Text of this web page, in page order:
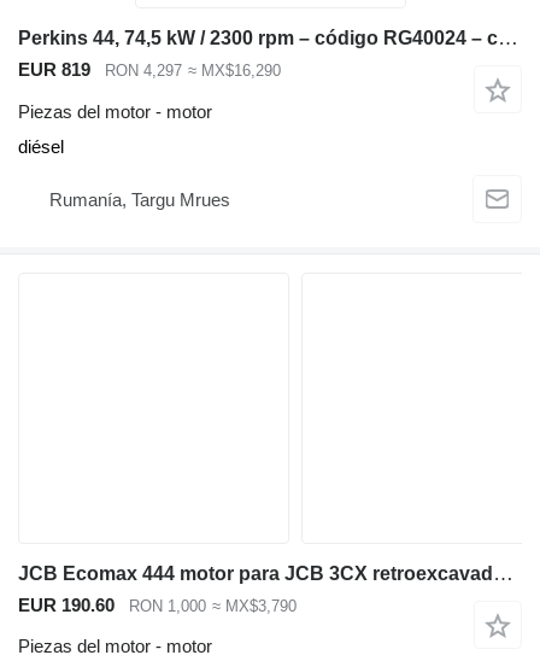
Perkins 44, 74,5 kW / 2300 rpm – código RG40024 – compatible con JCB 3CX, 4CX, motor para JCB 3CX, 4CX retroexcavadora
EUR 819 RON 4,297 ≈ MX$16,290
Piezas del motor - motor
diésel
Rumanía, Targu Mrues
JCB Ecomax 444 motor para JCB 3CX retroexcavadora
EUR 190.60 RON 1,000 ≈ MX$3,790
Piezas del motor - motor